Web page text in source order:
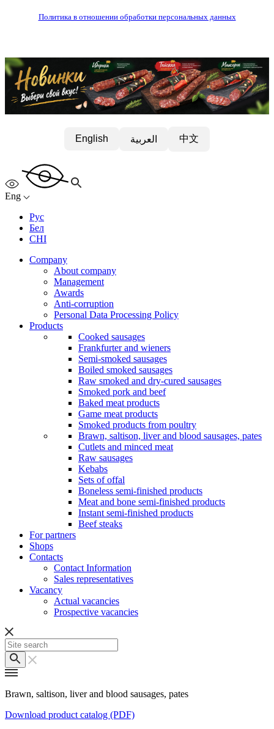
Политика в отношении обработки персональных данных
English العربية 中文
Eng
Рус
Бел
CHI
Company
About company
Management
Awards
Anti-corruption
Personal Data Processing Policy
Products
Cooked sausages
Frankfurter and wieners
Semi-smoked sausages
Boiled smoked sausages
Raw smoked and dry-cured sausages
Smoked pork and beef
Baked meat products
Game meat products
Smoked products from poultry
Brawn, saltison, liver and blood sausages, pates
Cutlets and minced meat
Raw sausages
Kebabs
Sets of offal
Boneless semi-finished products
Meat and bone semi-finished products
Instant semi-finished products
Beef steaks
For partners
Shops
Contacts
Contact Information
Sales representatives
Vacancy
Actual vacancies
Prospective vacancies
Brawn, saltison, liver and blood sausages, pates
Download product catalog (PDF)